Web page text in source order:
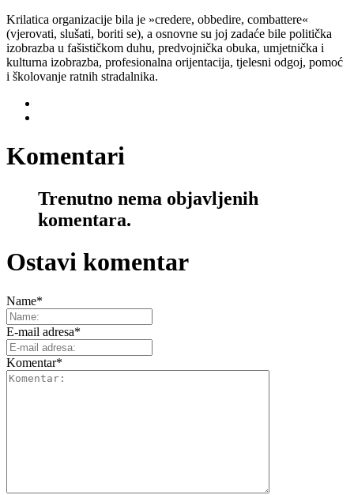
Krilatica organizacije bila je »credere, obbedire, combattere«
(vjerovati, slušati, boriti se), a osnovne su joj zadaće bile politička
izobrazba u fašističkom duhu, predvojnička obuka, umjetnička i
kulturna izobrazba, profesionalna orijentacija, tjelesni odgoj, pomoć
i školovanje ratnih stradalnika.
Komentari
Trenutno nema objavljenih
komentara.
Ostavi komentar
Name*
E-mail adresa*
Komentar*